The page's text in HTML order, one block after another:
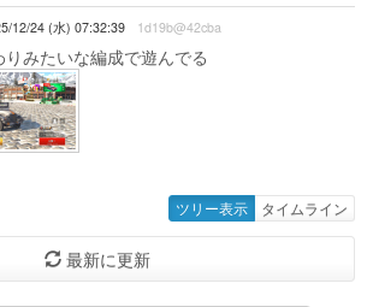
12/24 (水) 07:32:39 1d19b@42cba
みたいな編成で遊んでる
ツリー表示 タイムライン
最新に更新